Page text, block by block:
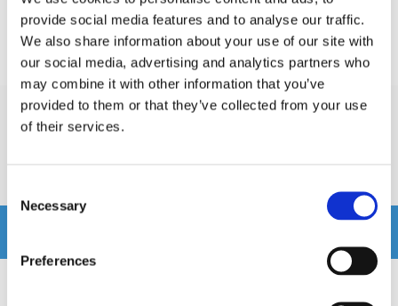
provide social media features and to analyse our traffic.
We also share information about your use of our site with
our social media, advertising and analytics partners who
may combine it with other information that you’ve
provided to them or that they’ve collected from your use
of their services.
Selection
Necessary
Preferences
Prishistorik
Lägsta pris de senaste 30 dagarna är 3995 kr